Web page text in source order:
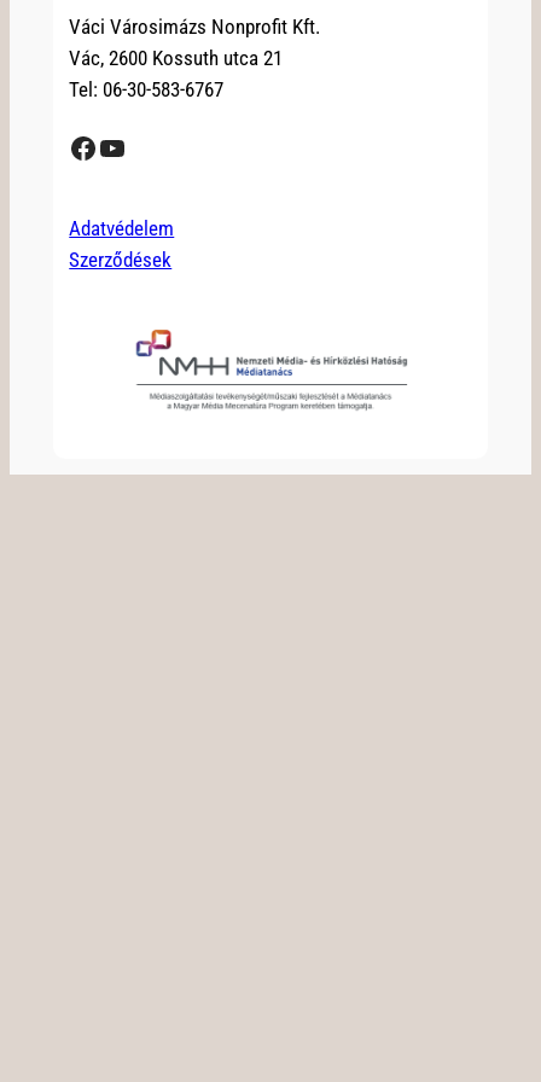
Váci Városimázs Nonprofit Kft.
Vác, 2600 Kossuth utca 21
Tel: 06-30-583-6767
Facebook YouTube
Adatvédelem
Szerződések